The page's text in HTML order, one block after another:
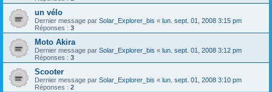
un vélo
Dernier message par Solar_Explorer_bis « lun. sept. 01, 2008 3:15 pm
Réponses : 3
Moto Akira
Dernier message par Solar_Explorer_bis « lun. sept. 01, 2008 3:12 pm
Réponses : 3
Scooter
Dernier message par Solar_Explorer_bis « lun. sept. 01, 2008 3:10 pm
Réponses : 2